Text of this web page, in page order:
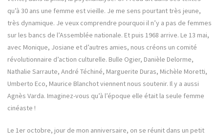
qu’à 30 ans une femme est vieille. Je me sens pourtant très jeune,
très dynamique. Je veux comprendre pourquoi il n’y a pas de femmes
sur les bancs de l’Assemblée nationale. Et puis 1968 arrive. Le 13 mai,
avec Monique, Josiane et d’autres amies, nous créons un comité
révolutionnaire d’action culturelle. Bulle Ogier, Danièle Delorme,
Nathalie Sarraute, André Téchiné, Marguerite Duras, Michèle Moretti,
Umberto Eco, Maurice Blanchot viennent nous soutenir. Il y a aussi
Agnès Varda. Imaginez-vous qu’à l’époque elle était la seule femme
cinéaste !
Le 1er octobre, jour de mon anniversaire, on se réunit dans un petit